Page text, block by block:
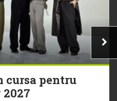
cursa pentru